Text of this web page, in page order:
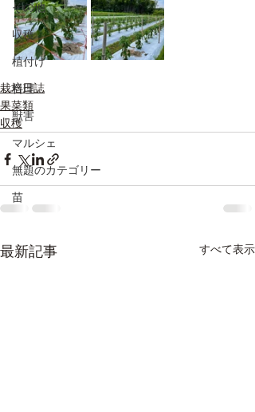
その他
収穫
植付け
料理
獣害
マルシェ
無題のカテゴリー
苗
栽培日誌
果菜類
収穫
最新記事 すべて表示